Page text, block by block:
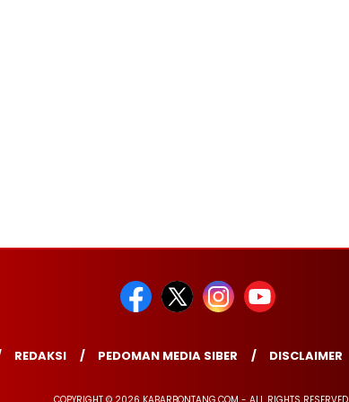
REDAKSI PEDOMAN MEDIA SIBER DISCLAIMER